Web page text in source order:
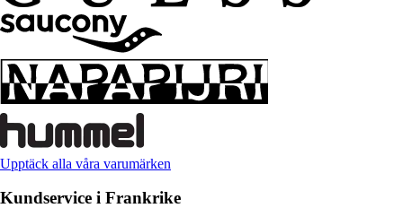
Upptäck alla våra varumärken
Kundservice i Frankrike